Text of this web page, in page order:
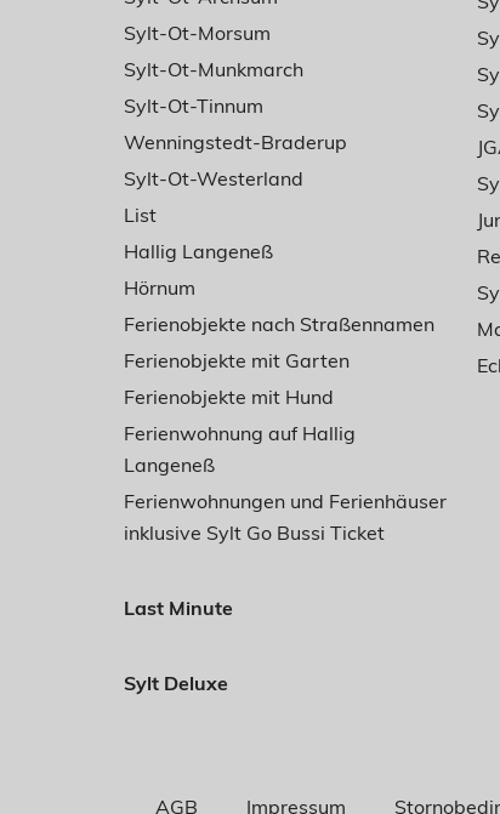
AGB Impressum
Sylt-Ot-Morsum
Sylt-Ot-Munkmarch
Sylt-Ot-Tinnum
Wenningstedt-Braderup
Sylt-Ot-Westerland
List
Hallig Langeneß
Hörnum
Ferienobjekte nach Straßennamen
Ferienobjekte mit Garten
Ferienobjekte mit Hund
Ferienwohnung auf Hallig
Langeneß
Ferienwohnungen und Ferienhäuser
inklusive Sylt Go Bussi Ticket
Last Minute
Sylt Deluxe